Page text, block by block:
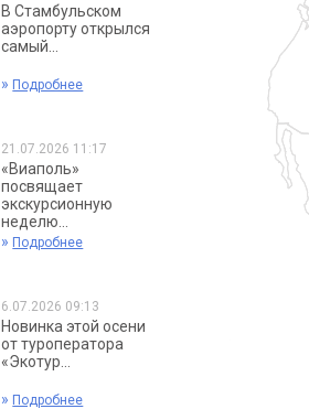
В Стамбульском
аэропорту открылся
самый...
» Подробнее
21.07.2026 11:17
«Виаполь»
посвящает
экскурсионную
неделю...
» Подробнее
6.07.2026 09:13
Новинка этой осени
от туроператора
«Экотур...
» Подробнее